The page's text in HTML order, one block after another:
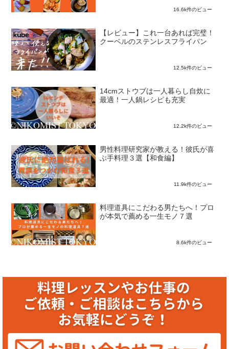
16.6k件のビュー
【レビュー】これ一台あれば完璧！
クーベルのステンレスフライパン
12.5k件のビュー
14cmストウブは一人暮らし自炊に
最適！一人鍋レシピも充実
12.2k件のビュー
男性料理研究家が教える！彼氏が喜
ぶ手料理３選【和食編】
11.9k件のビュー
料理道具にこだわる男たちへ！プロ
が本気で薦める一生モノ７選
8.6k件のビュー